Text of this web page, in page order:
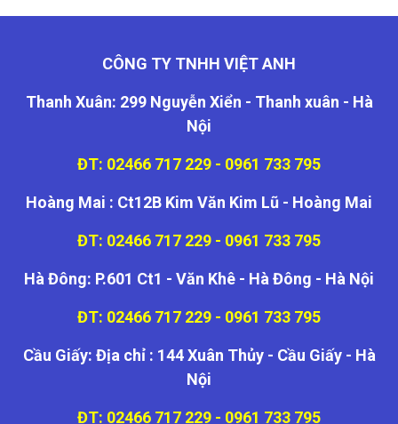
CÔNG TY TNHH VIỆT ANH
Thanh Xuân: 299 Nguyễn Xiển - Thanh xuân - Hà
Nội
ĐT: 02466 717 229 - 0961 733 795
Hoàng Mai : Ct12B Kim Văn Kim Lũ - Hoàng Mai
ĐT: 02466 717 229 - 0961 733 795
Hà Đông: P.601 Ct1 - Văn Khê - Hà Đông - Hà Nội
ĐT: 02466 717 229 - 0961 733 795
Cầu Giấy: Địa chỉ : 144 Xuân Thủy - Cầu Giấy - Hà
Nội
ĐT: 02466 717 229 - 0961 733 795